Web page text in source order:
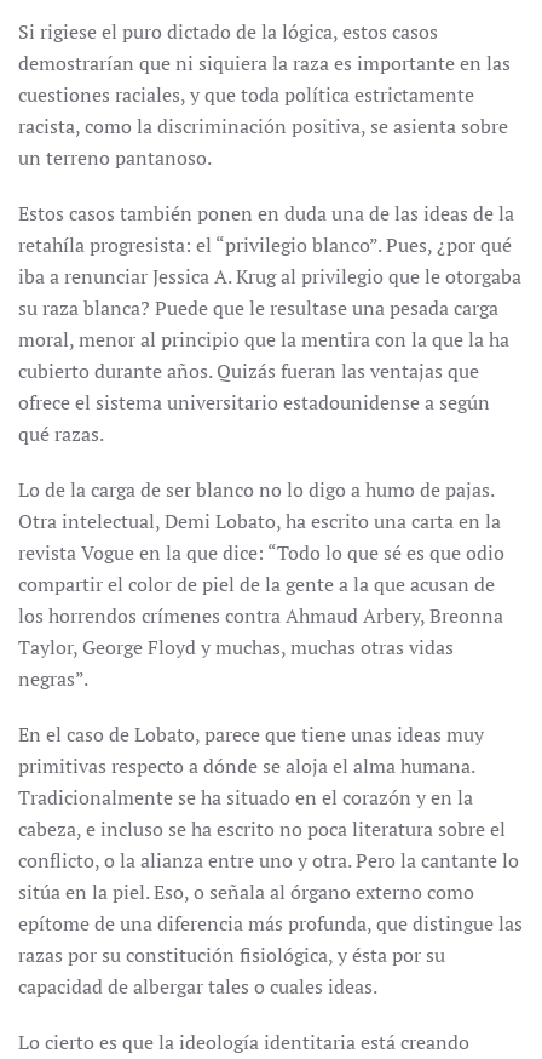
Si rigiese el puro dictado de la lógica, estos casos
demostrarían que ni siquiera la raza es importante en las
cuestiones raciales, y que toda política estrictamente
racista, como la discriminación positiva, se asienta sobre
un terreno pantanoso.
Estos casos también ponen en duda una de las ideas de la
retahíla progresista: el “privilegio blanco”. Pues, ¿por qué
iba a renunciar Jessica A. Krug al privilegio que le otorgaba
su raza blanca? Puede que le resultase una pesada carga
moral, menor al principio que la mentira con la que la ha
cubierto durante años. Quizás fueran las ventajas que
ofrece el sistema universitario estadounidense a según
qué razas.
Lo de la carga de ser blanco no lo digo a humo de pajas.
Otra intelectual, Demi Lobato, ha escrito una carta en la
revista Vogue en la que dice: “Todo lo que sé es que odio
compartir el color de piel de la gente a la que acusan de
los horrendos crímenes contra Ahmaud Arbery, Breonna
Taylor, George Floyd y muchas, muchas otras vidas
negras”.
En el caso de Lobato, parece que tiene unas ideas muy
primitivas respecto a dónde se aloja el alma humana.
Tradicionalmente se ha situado en el corazón y en la
cabeza, e incluso se ha escrito no poca literatura sobre el
conflicto, o la alianza entre uno y otra. Pero la cantante lo
sitúa en la piel. Eso, o señala al órgano externo como
epítome de una diferencia más profunda, que distingue las
razas por su constitución fisiológica, y ésta por su
capacidad de albergar tales o cuales ideas.
Lo cierto es que la ideología identitaria está creando